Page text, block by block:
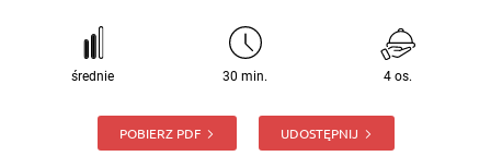
średnie 30 min. 4 os.
POBIERZ PDF UDOSTĘPNIJ